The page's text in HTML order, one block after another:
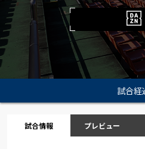
試合経
試合情報 プレビュー